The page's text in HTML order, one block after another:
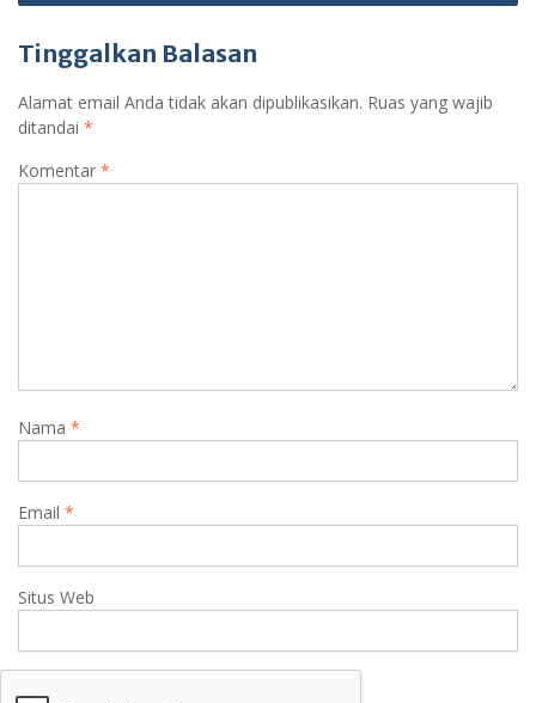
Tinggalkan Balasan
Alamat email Anda tidak akan dipublikasikan. Ruas yang wajib
ditandai *
Komentar *
Nama *
Email *
Situs Web